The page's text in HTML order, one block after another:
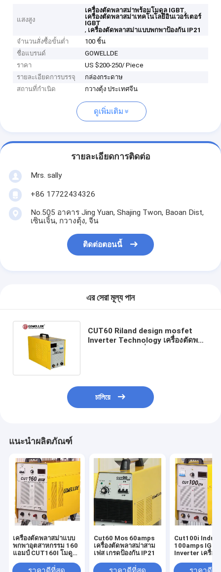
แสงสูง
เครื่องตัดพลาสม่าพร้อมโมดูล IGBT,
เครื่องตัดพลาสม่าเทคโนโลยีอินเวอร์เตอร์
IGBT
, เครื่องตัดพลาสม่าแบบพกพาป้องกัน IP21
จำนวนสั่งซื้อขั้นต่ำ
100 ชิ้น
ชื่อแบรนด์
GOWELLDE
ราคา
US $200-250/ Piece
รายละเอียดการบรรจุ
กล่องกระดาษ
สถานที่กำเนิด
กวางตุ้ง ประเทศจีน
ดูเพิ่มเติม
รายละเอียดการติดต่อ
Mrs. sally
+86 17722434326
No.505 อาคาร Jing Yuan, Shajing Twon, Baoan Dist,
เซินเจิ้น, กวางตุ้ง, จีน
ติดต่อตอนนี้
এর সেরা মূল্য পান
CUT60 Riland design mosfet
Inverter Technology เครื่องตัดพลา
চালিয়ে
แนะนำผลิตภัณฑ์
เครื่องตัดพลาสม่าแบบ
พกพาอุตสาหกรรม 160
แอมป์ CUT160I โมดูล
Cut60 Mos 60amps
เครื่องตัดพลาสม่าสาม
เฟส เกรดป้องกัน IP21
Cut100i
100amps IGBT
Inverter เครื่อง